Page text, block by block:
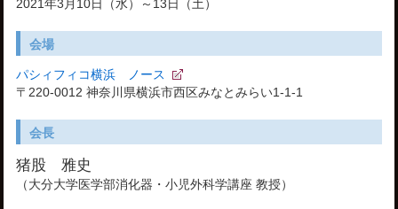
2021年3月10日（水）～13日（土）
会場
パシィフィコ横浜 ノース
〒220-0012 神奈川県横浜市西区みなとみらい1-1-1
会長
猪股 雅史
（大分大学医学部消化器・小児外科学講座 教授）